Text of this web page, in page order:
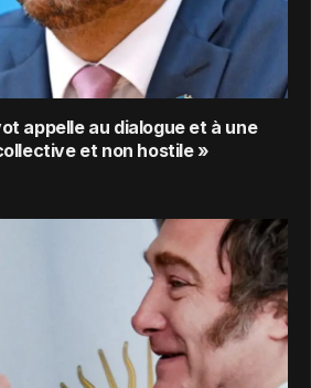
appelle au dialogue et à une
et non hostile »